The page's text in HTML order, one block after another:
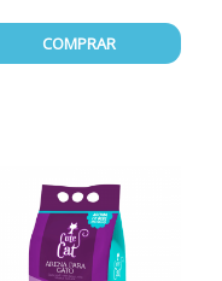
COMPRAR